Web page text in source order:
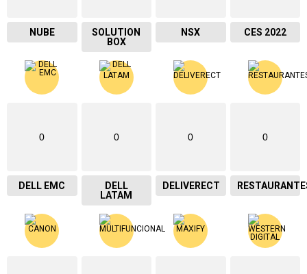
NUBE
SOLUTION
BOX
NSX CES 2022
0
DELL EMC
0
DELL
LATAM
0
DELIVERECT
0